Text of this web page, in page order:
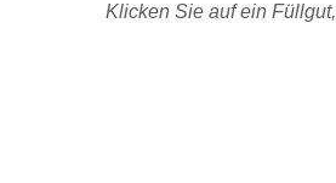
Klicken Sie auf ein